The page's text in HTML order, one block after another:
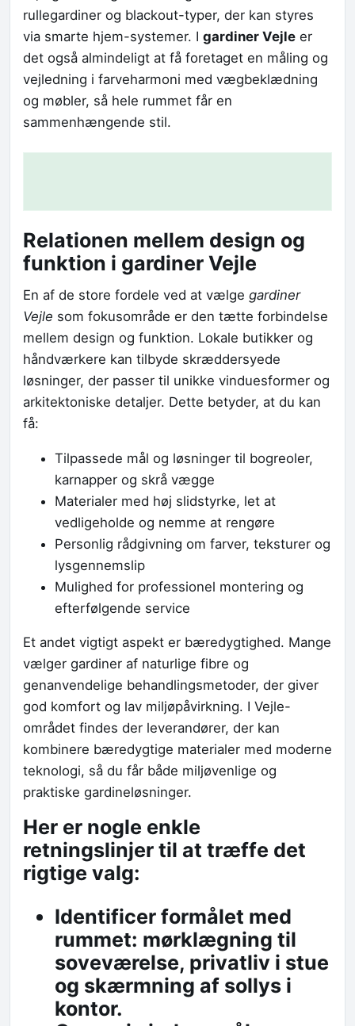
rullegardiner og blackout-typer, der kan styres
via smarte hjem-systemer. I gardiner Vejle er
det også almindeligt at få foretaget en måling og
vejledning i farveharmoni med vægbeklædning
og møbler, så hele rummet får en
sammenhængende stil.
Relationen mellem design og
funktion i gardiner Vejle
En af de store fordele ved at vælge gardiner
Vejle som fokusområde er den tætte forbindelse
mellem design og funktion. Lokale butikker og
håndværkere kan tilbyde skræddersyede
løsninger, der passer til unikke vinduesformer og
arkitektoniske detaljer. Dette betyder, at du kan
få:
Tilpassede mål og løsninger til bogreoler,
karnapper og skrå vægge
Materialer med høj slidstyrke, let at
vedligeholde og nemme at rengøre
Personlig rådgivning om farver, teksturer og
lysgennemslip
Mulighed for professionel montering og
efterfølgende service
Et andet vigtigt aspekt er bæredygtighed. Mange
vælger gardiner af naturlige fibre og
genanvendelige behandlingsmetoder, der giver
god komfort og lav miljøpåvirkning. I Vejle-
området findes der leverandører, der kan
kombinere bæredygtige materialer med moderne
teknologi, så du får både miljøvenlige og
praktiske gardineløsninger.
Her er nogle enkle
retningslinjer til at træffe det
rigtige valg:
Identificer formålet med
rummet: mørklægning til
soveværelse, privatliv i stue
og skærmning af sollys i
kontor.